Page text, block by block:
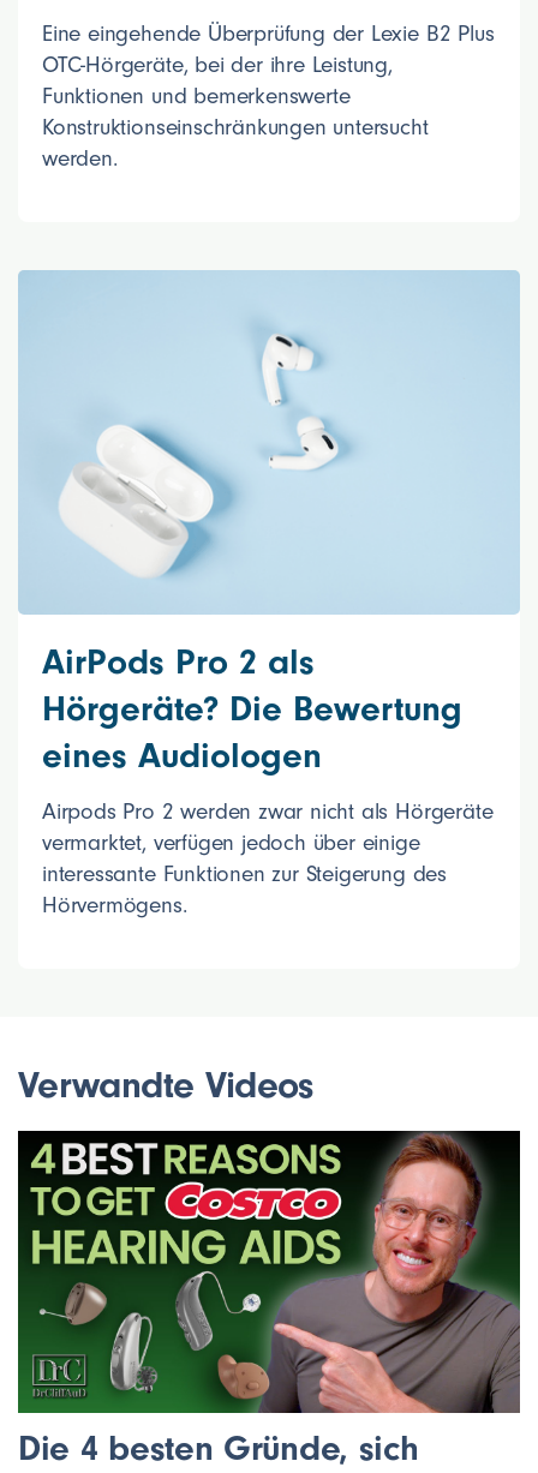
Eine eingehende Überprüfung der Lexie B2 Plus
OTC-Hörgeräte, bei der ihre Leistung,
Funktionen und bemerkenswerte
Konstruktionseinschränkungen untersucht
werden.
AirPods Pro 2 als
Hörgeräte? Die Bewertung
eines Audiologen
Airpods Pro 2 werden zwar nicht als Hörgeräte
vermarktet, verfügen jedoch über einige
interessante Funktionen zur Steigerung des
Hörvermögens.
Verwandte Videos
Die 4 besten Gründe, sich